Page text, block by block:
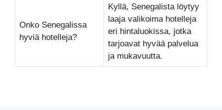
Onko Senegalissa
hyviä hotelleja?
Kyllä, Senegalista löytyy
laaja valikoima hotelleja
eri hintaluokissa, jotka
tarjoavat hyvää palvelua
ja mukavuutta.